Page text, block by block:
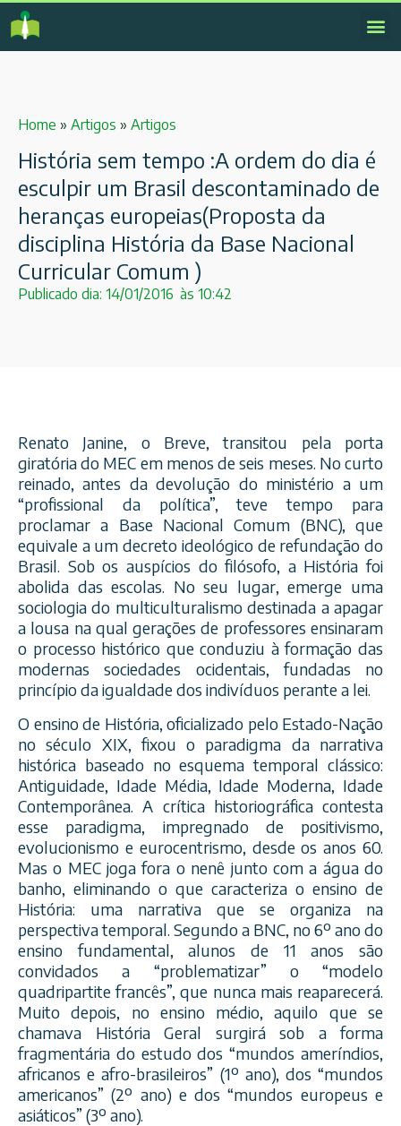
Home » Artigos » Artigos
História sem tempo :A ordem do dia é
esculpir um Brasil descontaminado de
heranças europeias(Proposta da
disciplina História da Base Nacional
Curricular Comum )
Publicado dia: 14/01/2016 às 10:42
Renato Janine, o Breve, transitou pela porta
giratória do MEC em menos de seis meses. No curto
reinado, antes da devolução do ministério a um
“profissional da política”, teve tempo para
proclamar a Base Nacional Comum (BNC), que
equivale a um decreto ideológico de refundação do
Brasil. Sob os auspícios do filósofo, a História foi
abolida das escolas. No seu lugar, emerge uma
sociologia do multiculturalismo destinada a apagar
a lousa na qual gerações de professores ensinaram
o processo histórico que conduziu à formação das
modernas sociedades ocidentais, fundadas no
princípio da igualdade dos indivíduos perante a lei.
O ensino de História, oficializado pelo Estado-Nação
no século XIX, fixou o paradigma da narrativa
histórica baseado no esquema temporal clássico:
Antiguidade, Idade Média, Idade Moderna, Idade
Contemporânea. A crítica historiográfica contesta
esse paradigma, impregnado de positivismo,
evolucionismo e eurocentrismo, desde os anos 60.
Mas o MEC joga fora o nenê junto com a água do
banho, eliminando o que caracteriza o ensino de
História: uma narrativa que se organiza na
perspectiva temporal. Segundo a BNC, no 6º ano do
ensino fundamental, alunos de 11 anos são
convidados a “problematizar” o “modelo
quadripartite francês”, que nunca mais reaparecerá.
Muito depois, no ensino médio, aquilo que se
chamava História Geral surgirá sob a forma
fragmentária do estudo dos “mundos ameríndios,
africanos e afro-brasileiros” (1º ano), dos “mundos
americanos” (2º ano) e dos “mundos europeus e
asiáticos” (3º ano).